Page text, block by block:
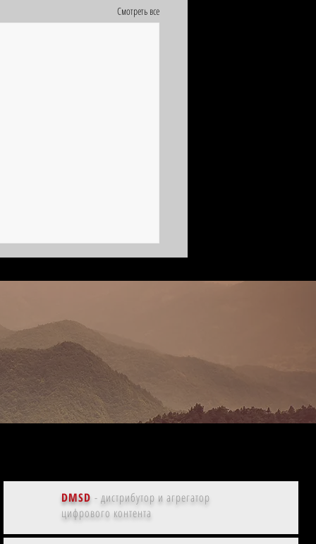
Смотреть все
красотка | Рашель
кинобиография
DMSD - дистрибутор и агрегатор
цифрового контента